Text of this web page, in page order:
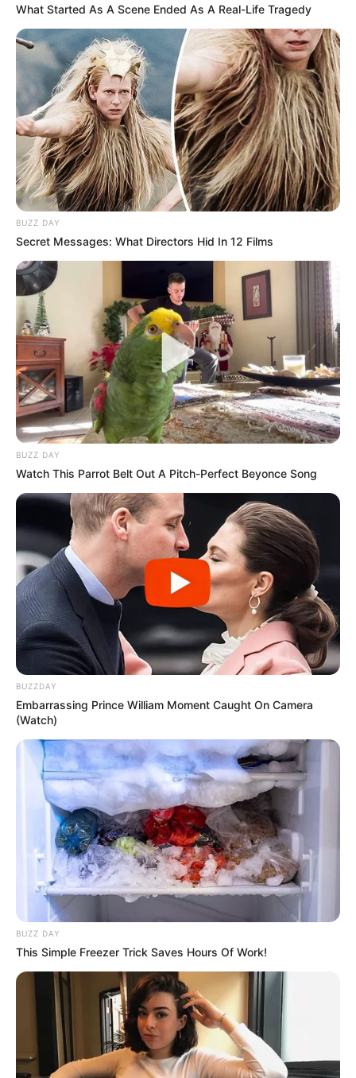
What Started As A Scene Ended As A Real-Life Tragedy
BUZZ DAY
Secret Messages: What Directors Hid In 12 Films
BUZZ DAY
Watch This Parrot Belt Out A Pitch-Perfect Beyonce Song
BUZZDAY
Embarrassing Prince William Moment Caught On Camera
(Watch)
BUZZ DAY
This Simple Freezer Trick Saves Hours Of Work!